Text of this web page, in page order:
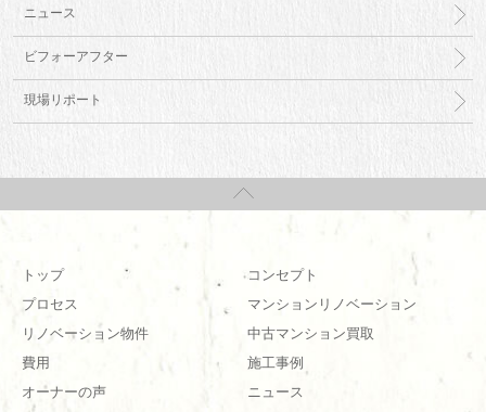
ニュース
ビフォーアフター
現場リポート
トップ
コンセプト
プロセス
マンションリノベーション
リノベーション物件
中古マンション買取
費用
施工事例
オーナーの声
ニュース